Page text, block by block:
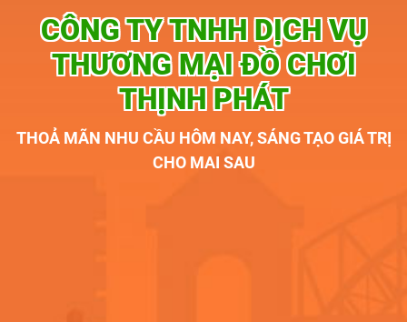
CÔNG TY TNHH DỊCH VỤ
THƯƠNG MẠI ĐỒ CHƠI
THỊNH PHÁT
THOẢ MÃN NHU CẦU HÔM NAY, SÁNG TẠO GIÁ TRỊ
CHO MAI SAU